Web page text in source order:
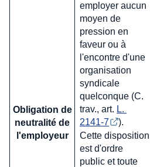
Obligation de
neutralité de
l'employeur
employer aucun
moyen de
pression en
faveur ou à
l'encontre d'une
organisation
syndicale
quelconque (C.
trav., art. L.
2141-7
).
Cette disposition
est d'ordre
public et toute